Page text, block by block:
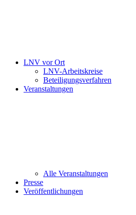
LNV vor Ort
LNV-Arbeitskreise
Beteiligungsverfahren
Veranstaltungen
Alle Veranstaltungen
Presse
Veröffentlichungen